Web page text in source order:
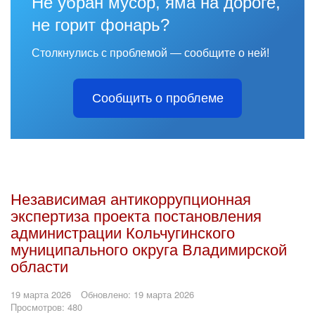
не горит фонарь?
Столкнулись с проблемой — сообщите о ней!
Сообщить о проблеме
Независимая антикоррупционная
экспертиза проекта постановления
администрации Кольчугинского
муниципального округа Владимирской
области
19 марта 2026
Обновлено: 19 марта 2026
Просмотров: 480